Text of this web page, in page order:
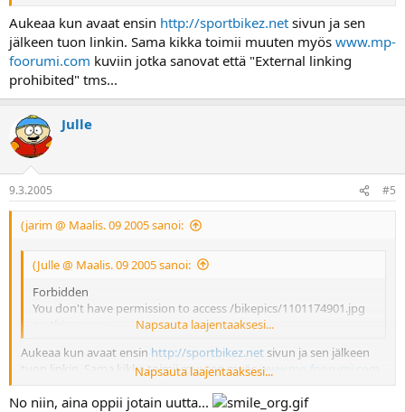
Aukeaa kun avaat ensin http://sportbikez.net sivun ja sen
jälkeen tuon linkin. Sama kikka toimii muuten myös www.mp-
foorumi.com kuviin jotka sanovat että "External linking
prohibited" tms...
Julle
9.3.2005 #5
(jarim @ Maalis. 09 2005 sanoi:
(Julle @ Maalis. 09 2005 sanoi:
Forbidden
You don't have permission to access /bikepics/1101174901.jpg
Napsauta laajentaaksesi...
Aukeaa kun avaat ensin http://sportbikez.net sivun ja sen jälkeen
tuon linkin. Sama kikka toimii muuten myöswww.mp-foorumi.com
kuviin jotka sanovat että "External linking prohibited" tms...
Napsauta laajentaaksesi...
No niin, aina oppii jotain uutta...